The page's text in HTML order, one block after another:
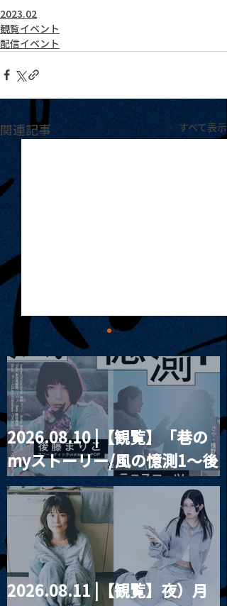
2023.02
観覧イベント
配信イベント
関連記事 すべて表示
MoonRomantic
Channel1周年記念Live
2026.08.10 |【観覧】「巷の
myストーリー/風の憶測1～後
藤まりこアコースティック
violence POPとテニスコー
ツ」
2026.08.11 |【観覧】夜）月